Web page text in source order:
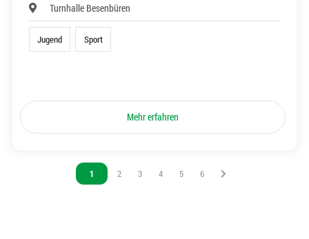
Turnhalle Besenbüren
Jugend Sport
Mehr erfahren
Vous êtes sur la page
1 Vous êtes sur la page
2 Vous êtes sur la page
3 Vous êtes sur la page
4 Vous êtes sur la page
5 Vous êtes sur la page
6